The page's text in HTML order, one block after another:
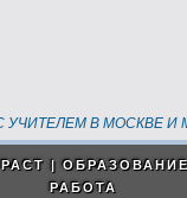
УЧИТЕЛЕМ В МОСКВЕ И
|
РАБОТА